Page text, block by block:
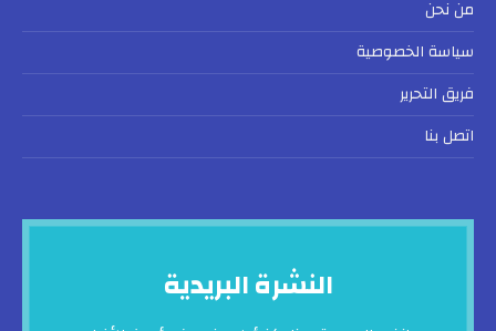
من نحن
سياسة الخصوصية
فريق التحرير
اتصل بنا
النشرة البريدية